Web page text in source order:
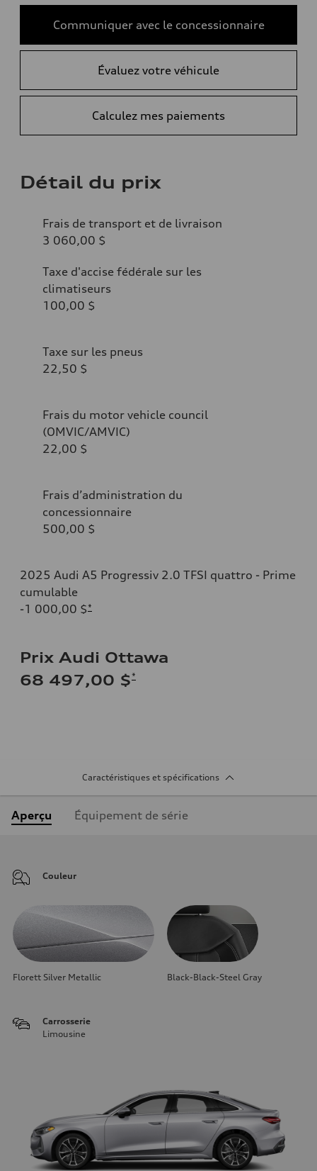
Communiquer avec le concessionnaire
Évaluez votre véhicule
Calculez mes paiements
Détail du prix
Frais de transport et de livraison
3 060,00 $
Taxe d'accise fédérale sur les
climatiseurs
100,00 $
Taxe sur les pneus
22,50 $
Frais du motor vehicle council
(OMVIC/AMVIC)
22,00 $
Frais d’administration du
concessionnaire
500,00 $
2025 Audi A5 Progressiv 2.0 TFSI quattro - Prime
cumulable
-1 000,00 $*
Prix Audi Ottawa
68 497,00 $*
Caractéristiques et spécifications
Aperçu Équipement de série
Couleur
Florett Silver Metallic Black-Black-Steel Gray
Carrosserie
Limousine